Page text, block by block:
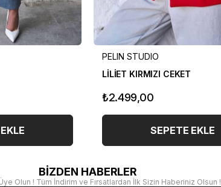
PELIN STUDIO
LİLİET KIRMIZI CEKET
₺2.499,00
SEPETE EKLE
BİZDEN HABERLER
Olun ! Tüm İndirim ve Fırsatlardan İlk Sizin Haberiniz Olsun !